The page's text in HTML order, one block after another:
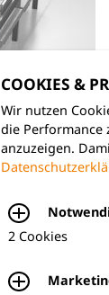
COOKIES &
Wir nutzen
die Performance
anzuzeigen.
2 Cookies